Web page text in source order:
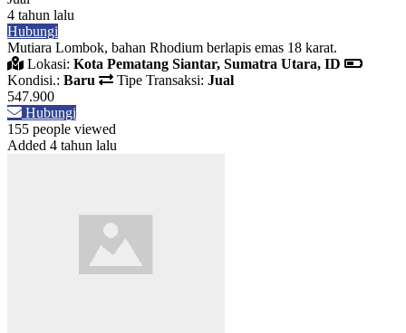
4 tahun lalu
Hubungi
Mutiara Lombok, bahan Rhodium berlapis emas 18 karat.
Lokasi: Kota Pematang Siantar, Sumatra Utara, ID
Kondisi.: Baru Tipe Transaksi: Jual
547.900
Hubungi
155 people viewed
Added 4 tahun lalu